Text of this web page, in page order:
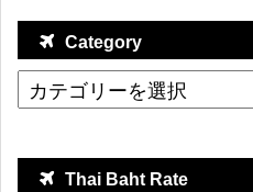
Category
Thai Baht Rate